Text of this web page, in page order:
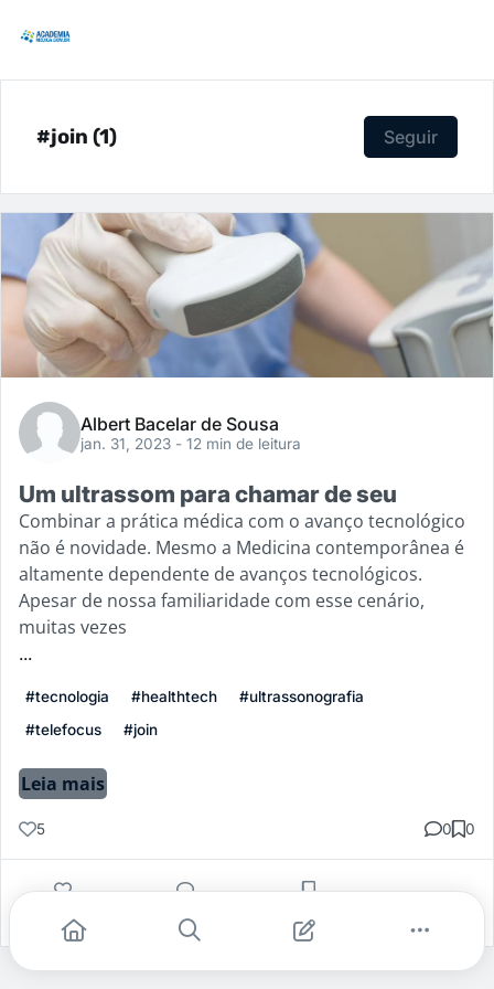
#join (1) Seguir
Albert Bacelar de Sousa
jan. 31, 2023 - 12 min de leitura
Um ultrassom para chamar de seu
Combinar a prática médica com o avanço tecnológico
não é novidade. Mesmo a Medicina contemporânea é
altamente dependente de avanços tecnológicos.
Apesar de nossa familiaridade com esse cenário,
muitas vezes
...
#tecnologia #healthtech
#ultrassonografia
#telefocus
#join
Leia mais
5 0 0
Gostei Comentar Salvar